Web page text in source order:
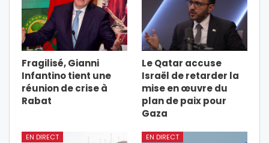
Fragilisé, Gianni
Infantino tient une
réunion de crise à
Rabat
Le Qatar accuse
Israël de retarder la
mise en œuvre du
plan de paix pour
Gaza
EN DIRECT EN DIRECT